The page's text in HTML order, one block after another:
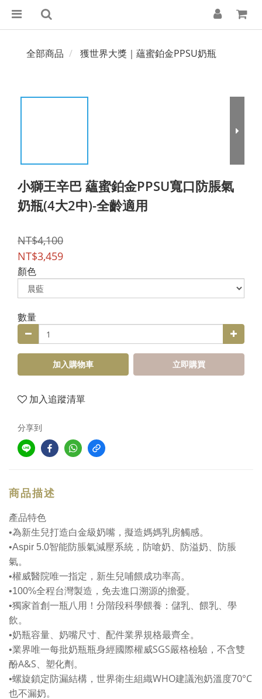
全部商品 獲世界大獎｜蘊蜜鉑金PPSU奶瓶
小獅王辛巴 蘊蜜鉑金PPSU寬口防脹氣
奶瓶(4大2中)-全齡適用
NT$4,100
NT$3,459
顏色
數量
加入購物車 立即購買
加入追蹤清單
分享到
商品描述
產品特色
•為新生兒打造白金級奶嘴，擬造媽媽乳房觸感。
•Aspir 5.0智能防脹氣減壓系統，防嗆奶、防溢奶、防脹
氣。
•權威醫院唯一指定，新生兒哺餵成功率高。
•100%全程台灣製造，免去進口溯源的擔憂。
•獨家首創一瓶八用！分階段科學餵養：儲乳、餵乳、學
飲。
•奶瓶容量、奶嘴尺寸、配件業界規格最齊全。
•業界唯一每批奶瓶瓶身經國際權威SGS嚴格檢驗，不含雙
酚A&S 、塑化劑。
•螺旋鎖定防漏結構，世界衛生組織WHO建議泡奶溫度70°C
也不漏奶。